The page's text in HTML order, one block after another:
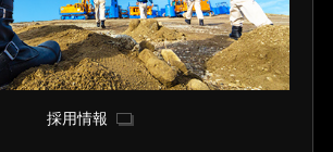
採用情報